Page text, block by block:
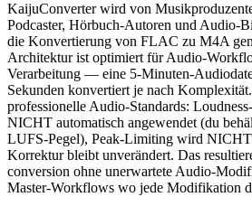
KaijuConverter wird von
Podcaster, Hörbuch-Autoren und Audio-
die Konvertierung von FLAC zu M4A
Architektur ist optimiert für Audio-
Verarbeitung — eine 5-Minuten-
Sekunden konvertiert je nach
professionelle Audio-Standards:
NICHT automatisch angewendet (du
LUFS-Pegel), Peak-Limiting wird
Korrektur bleibt unverändert. Das
conversion ohne unerwartete Audio-
Master-Workflows wo jede Modifikation